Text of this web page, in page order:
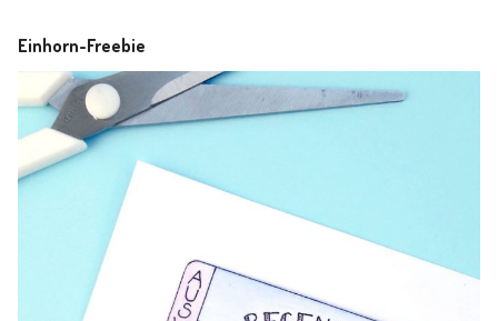
Einhorn-Freebie